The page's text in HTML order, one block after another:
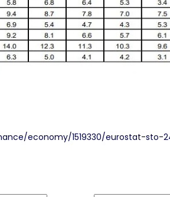
economy/1519330/eurostat-sto-